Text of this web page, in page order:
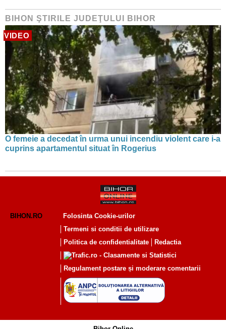
BIHON ŞTIRILE JUDEŢULUI BIHOR
VIDEO
O femeie a decedat în urma unui incendiu violent care i-a
cuprins apartamentul situat în Rogerius
BIHON.RO
Folosinta Cookie-urilor
Termeni si conditii de utilizare
Politica de confidentialitate
Redactia
Regulament postare și moderare comentarii